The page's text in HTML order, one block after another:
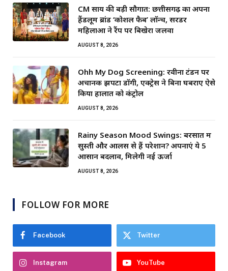
CM साय की बड़ी सौगात: छत्तीसगढ़ का अपना
हैंडलूम ब्रांड ‘कोशल फैब’ लॉन्च, सरेंडर
महिलाओं ने रैंप पर बिखेरा जलवा
AUGUST 8, 2026
Ohh My Dog Screening: रवीना टंडन पर
अचानक झपटा डॉगी, एक्ट्रेस ने बिना घबराए ऐसे
किया हालात को कंट्रोल
AUGUST 8, 2026
Rainy Season Mood Swings: बरसात में
सुस्ती और आलस से हैं परेशान? अपनाएं ये 5
आसान बदलाव, मिलेगी नई ऊर्जा
AUGUST 8, 2026
FOLLOW FOR MORE
Facebook Twitter
Instagram YouTube